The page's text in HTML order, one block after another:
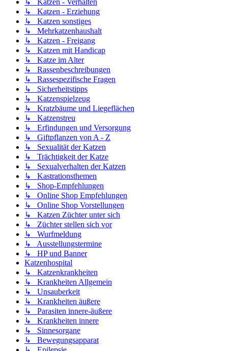
↳ Katzen - Verhalten
↳ Katzen - Erziehung
↳ Katzen sonstiges
↳ Mehrkatzenhaushalt
↳ Katzen - Freigang
↳ Katzen mit Handicap
↳ Katze im Alter
↳ Rassenbeschreibungen
↳ Rassespezifische Fragen
↳ Sicherheitstipps
↳ Katzenspielzeug
↳ Kratzbäume und Liegeflächen
↳ Katzenstreu
↳ Erfindungen und Versorgung
↳ Giftpflanzen von A - Z
↳ Sexualität der Katzen
↳ Trächtigkeit der Katze
↳ Sexualverhalten der Katzen
↳ Kastrationsthemen
↳ Shop-Empfehlungen
↳ Online Shop Empfehlungen
↳ Online Shop Vorstellungen
↳ Katzen Züchter unter sich
↳ Züchter stellen sich vor
↳ Wurfmeldung
↳ Ausstellungstermine
↳ HP und Banner
Katzenhospital
↳ Katzenkrankheiten
↳ Krankheiten Allgemein
↳ Unsauberkeit
↳ Krankheiten äußere
↳ Parasiten innere-äußere
↳ Krankheiten innere
↳ Sinnesorgane
↳ Bewegungsapparat